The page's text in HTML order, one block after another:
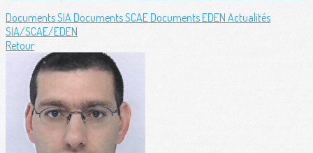
Documents SIA Documents SCAEDocuments EDEN Actualités
SIA/SCAE/EDEN
Retour